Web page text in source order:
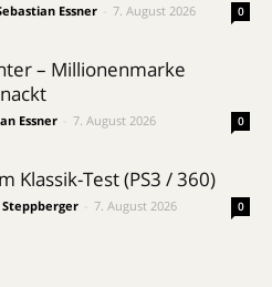
Essner 7. August 2026 0
– Millionenmarke
Essner 7. August 2026 0
Klassik-Test (PS3 / 360)
Steppberger 7. August 2026 0